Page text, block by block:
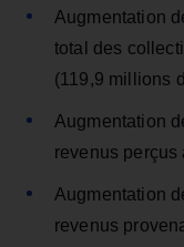
Augmentation
total des
(119,9 millions
Augmentation
revenus perçus
Augmentation
revenus